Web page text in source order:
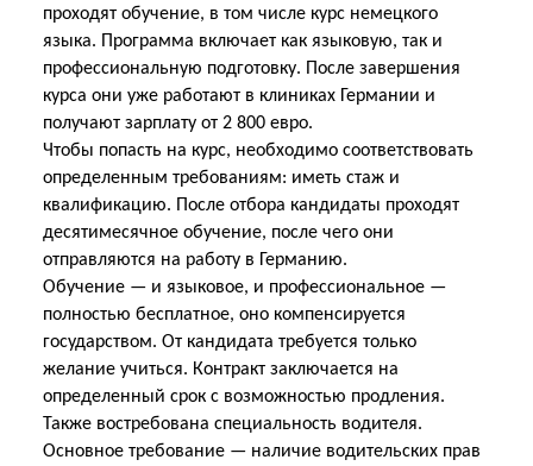
проходят обучение, в том числе курс немецкого
языка. Программа включает как языковую, так и
профессиональную подготовку. После завершения
курса они уже работают в клиниках Германии и
получают зарплату от 2 800 евро.
Чтобы попасть на курс, необходимо соответствовать
определенным требованиям: иметь стаж и
квалификацию. После отбора кандидаты проходят
десятимесячное обучение, после чего они
отправляются на работу в Германию.
Обучение — и языковое, и профессиональное —
полностью бесплатное, оно компенсируется
государством. От кандидата требуется только
желание учиться. Контракт заключается на
определенный срок с возможностью продления.
Также востребована специальность водителя.
Основное требование — наличие водительских прав